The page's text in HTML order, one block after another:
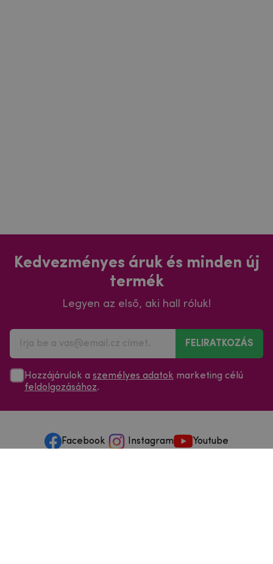
Kedvezményes áruk és minden új
termék
Legyen az első, aki hall róluk!
FELIRATKOZÁS
Hozzájárulok a személyes adatok marketing célú
feldolgozásához.
Facebook Instagram Youtube